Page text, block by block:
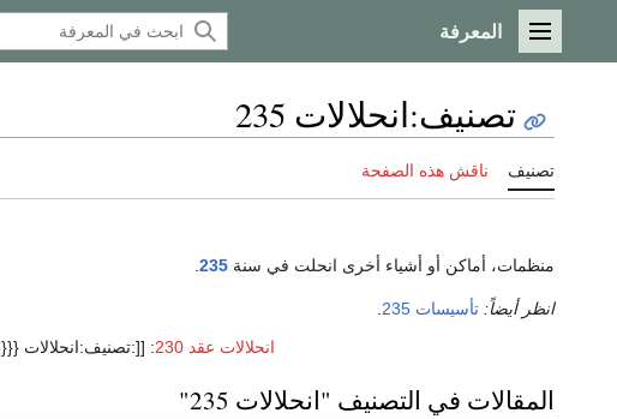
القائمة الرئيسية
المعرفة
تصنيف:انحلالات 235
تصنيف ناقش هذه الصفحة
منظمات، أماكن أو أشياء أخرى انحلت في سنة 235
انظر أيضاً: تأسيسات 235
انحلالات عقد 230
: [[:تصنيف:انحلالات {{{3}}} |←]]
المقالات في التصنيف "انحلالات 235"